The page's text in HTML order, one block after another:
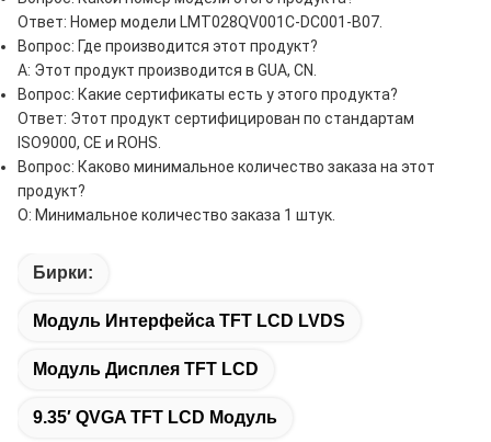
Ответ: Номер модели LMT028QV001C-DC001-B07.
Вопрос: Где производится этот продукт?
A: Этот продукт производится в GUA, CN.
Вопрос: Какие сертификаты есть у этого продукта?
Ответ: Этот продукт сертифицирован по стандартам
ISO9000, CE и ROHS.
Вопрос: Каково минимальное количество заказа на этот
продукт?
О: Минимальное количество заказа 1 штук.
Бирки:
Модуль Интерфейса TFT LCD LVDS
Модуль Дисплея TFT LCD
9.35′ QVGA TFT LCD Модуль